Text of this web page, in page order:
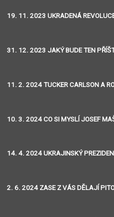
19. 11. 2023 UKRADENÁ
31. 12. 2023 JAKÝ BUDE TEN
11. 2. 2024 TUCKER CARLSON A
10. 3. 2024 CO SI MYSLÍ JOSEF
14. 4. 2024 UKRAJINSKÝ
2. 6. 2024 ZASE Z VÁS DĚLAJÍ